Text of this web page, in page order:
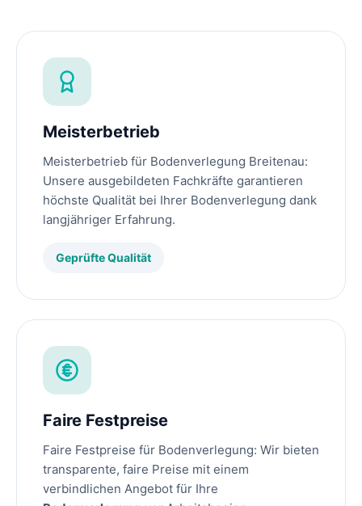
Meisterbetrieb
Meisterbetrieb für Bodenverlegung Breitenau:
Unsere ausgebildeten Fachkräfte garantieren
höchste Qualität bei Ihrer Bodenverlegung dank
langjähriger Erfahrung.
Geprüfte Qualität
Faire Festpreise
Faire Festpreise für Bodenverlegung: Wir bieten
transparente, faire Preise mit einem
verbindlichen Angebot für Ihre